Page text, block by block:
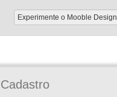
Experimente o Mooble Design
Cadastro